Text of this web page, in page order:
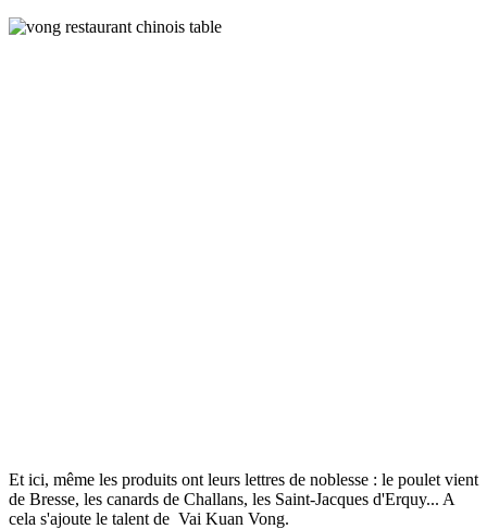
Et ici, même les produits ont leurs lettres de noblesse : le poulet vient
de Bresse, les canards de Challans, les Saint-Jacques d'Erquy... A
cela s'ajoute le talent de Vai Kuan Vong.